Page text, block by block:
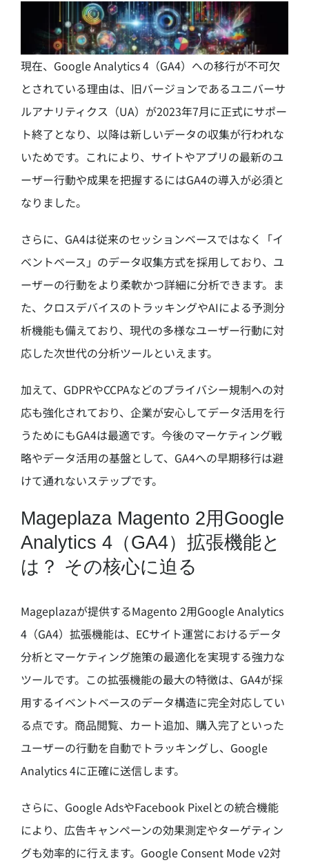
現在、Google Analytics 4（GA4）への移行が不可欠
とされている理由は、旧バージョンであるユニバーサ
ルアナリティクス（UA）が2023年7月に正式にサポー
ト終了となり、以降は新しいデータの収集が行われな
いためです。これにより、サイトやアプリの最新のユ
ーザー行動や成果を把握するにはGA4の導入が必須と
なりました。
さらに、GA4は従来のセッションベースではなく「イ
ベントベース」のデータ収集方式を採用しており、ユ
ーザーの行動をより柔軟かつ詳細に分析できます。ま
た、クロスデバイスのトラッキングやAIによる予測分
析機能も備えており、現代の多様なユーザー行動に対
応した次世代の分析ツールといえます。
加えて、GDPRやCCPAなどのプライバシー規制への対
応も強化されており、企業が安心してデータ活用を行
うためにもGA4は最適です。今後のマーケティング戦
略やデータ活用の基盤として、GA4への早期移行は避
けて通れないステップです。
Mageplaza Magento 2用Google
Analytics 4（GA4）拡張機能と
は？ その核心に迫る
Mageplazaが提供するMagento 2用Google Analytics
4（GA4）拡張機能は、ECサイト運営におけるデータ
分析とマーケティング施策の最適化を実現する強力な
ツールです。この拡張機能の最大の特徴は、GA4が採
用するイベントベースのデータ構造に完全対応してい
る点です。商品閲覧、カート追加、購入完了といった
ユーザーの行動を自動でトラッキングし、Google
Analytics 4に正確に送信します。
さらに、Google AdsやFacebook Pixelとの統合機能
により、広告キャンペーンの効果測定やターゲティン
グも効率的に行えます。Google Consent Mode v2対